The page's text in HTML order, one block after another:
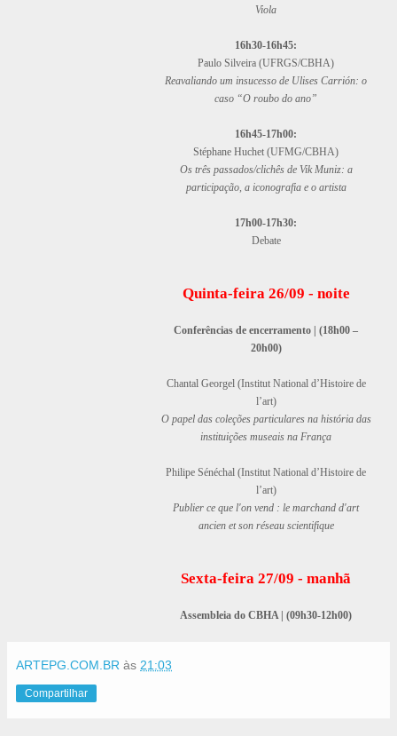
Viola
16h30-16h45:
Paulo Silveira (UFRGS/CBHA)
Reavaliando um insucesso de Ulises Carrión: o
caso “O roubo do ano”
16h45-17h00:
Stéphane Huchet (UFMG/CBHA)
Os três passados/clichês de Vik Muniz: a
participação, a iconografia e o artista
17h00-17h30:
Debate
Quinta-feira 26/09 - noite
Conferências de encerramento | (18h00 –
20h00)
Chantal Georgel (Institut National d’Histoire de
l’art)
O papel das coleções particulares na história das
instituições museais na França
Philipe Sénéchal (Institut National d’Histoire de
l’art)
Publier ce que l'on vend : le marchand d'art
ancien et son réseau scientifique
Sexta-feira 27/09 - manhã
Assembleia do CBHA | (09h30-12h00)
ARTEPG.COM.BR às 21:03
Compartilhar